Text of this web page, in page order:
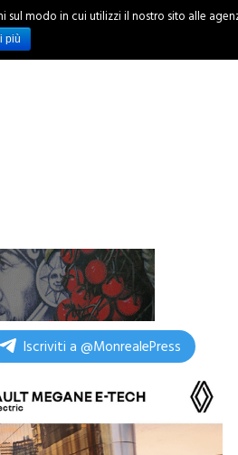
INCHIESTE
Iscriviti a @MonrealePress
modo in cui utilizzi il nostro sito alle
più